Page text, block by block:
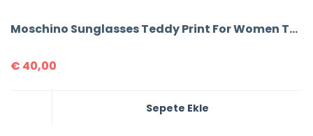
Moschino Sunglasses Teddy Print For Women T-shirt
€ 40,00
Sepete Ekle